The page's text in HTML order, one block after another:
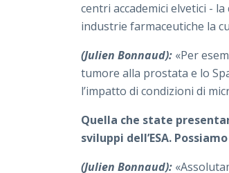
centri accademici elvetici -
industrie farmaceutiche la
(Julien Bonnaud): «Per
tumore alla prostata e lo
l’impatto di condizioni di
Quella che state
sviluppi dell’ESA.
(Julien Bonnaud):